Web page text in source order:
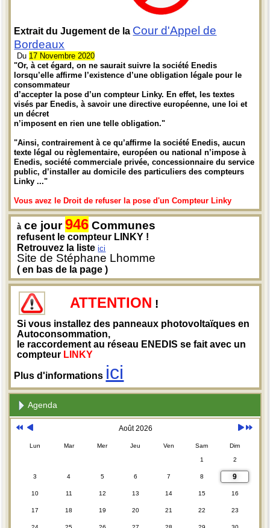
Extrait du Jugement de la Cour d'Appel de
Bordeaux
Du 17 Novembre 2020
"Or, à cet égard, on ne saurait suivre la société Enedis
lorsqu’elle affirme l’existence d’une obligation légale pour le
consommateur
d’accepter la pose d’un compteur Linky. En effet, les textes
visés par Enedis, à savoir une directive européenne, une loi et
un décret
n’imposent en rien une telle obligation."
"Ainsi, contrairement à ce qu’affirme la société Enedis, aucun
texte légal ou règlementaire, européen ou national n’impose à
Enedis, société commerciale privée, concessionnaire du service
public, d’installer au domicile des particuliers des compteurs
Linky ..."
Vous avez le Droit de refuser la pose d'un Compteur Linky
à ce jour946 Communes
refusent le compteur LINKY !
Retrouvez la listeici
Site de Stéphane Lhomme
( en bas de la page )
ATTENTION !
Si vous installez des panneaux photovoltaïques en
Autoconsommation,
le raccordement au réseau ENEDIS se fait avec un
compteur LINKY
Plus d'informations ici
Agenda
Août 2026
Lun Mar Mer Jeu Ven Sam Dim
1 2
3 4 5 6 7 8 9
10 11 12 13 14 15 16
17 18 19 20 21 22 23